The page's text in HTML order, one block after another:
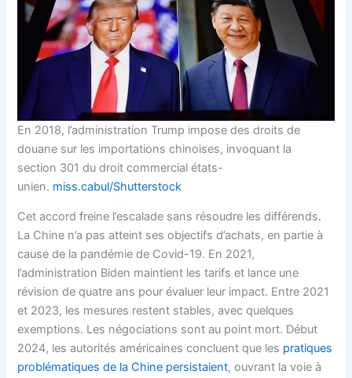
En 2018, l’administration Trump impose des droits de
douane sur les importations chinoises, invoquant la
section 301 du droit commercial états-
unien. miss.cabul/Shutterstock
Cet accord freine l’escalade sans résoudre les différends.
La Chine n’a pas atteint ses objectifs d’achats, en partie à
cause de la pandémie de Covid-19. En 2021,
l’administration Biden maintient les tarifs et lance une
révision de quatre ans pour évaluer leur impact. Entre 2021
et 2023, les mesures restent stables, avec quelques
exemptions. Les négociations sont au point mort. Début
2024, les autorités américaines concluent que les pratiques
problématiques de la Chine persistaient, ouvrant la voie à